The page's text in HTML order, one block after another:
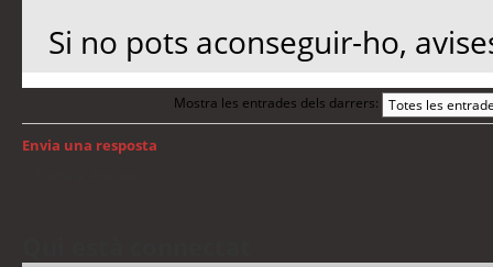
Si no pots aconseguir-ho,
Mostra les entrades dels darrers:
Envia una resposta